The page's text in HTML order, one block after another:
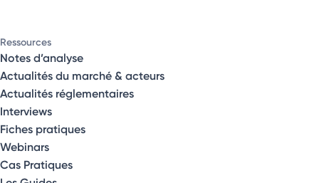
Ressources
Notes d’analyse
Actualités du marché & acteurs
Actualités réglementaires
Interviews
Fiches pratiques
Webinars
Cas Pratiques